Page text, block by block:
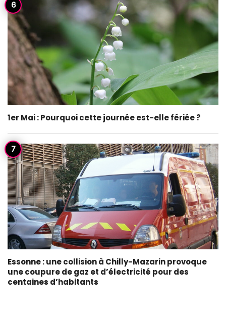
1er Mai : Pourquoi cette journée est-elle fériée ?
Essonne : une collision à Chilly-Mazarin provoque
une coupure de gaz et d’électricité pour des
centaines d’habitants